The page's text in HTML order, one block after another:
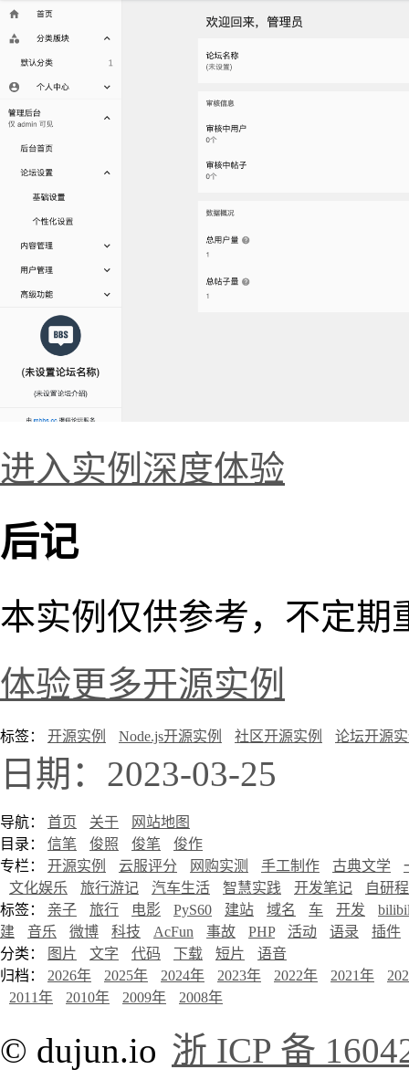
进入实例深度体验
后记
本实例仅供参考，不定期
体验更多开源实例
标签： 开源实例 Node.js开源实例 社区开源实例 论坛开源
日期：2023-03-25
导航： 首页 关于
网站地图
目录： 信笔 俊照 俊笔
俊作
专栏： 开源实例 云服评分 网购实测 手工制作 古典文学
文化娱乐
旅行游记 汽车生活 智慧实践 开发笔记
自研
标签： 亲子 旅行 电影 PyS60 建站 域名 车 开发
建
音乐 微博 科技 AcFun 事故 PHP 活动 语录
插件
分类：
图片 文字 代码 下载 短片
语音
归档： 2026年 2025年 2024年 2023年 2022年 2021年
2011年
2010年 2009年 2008年
© dujun.io 浙 ICP 备